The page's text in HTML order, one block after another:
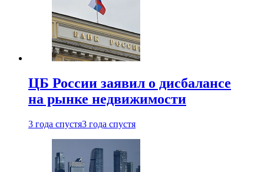
ЦБ России заявил о дисбалансе
на рынке недвижимости
3 года спустя3 года спустя